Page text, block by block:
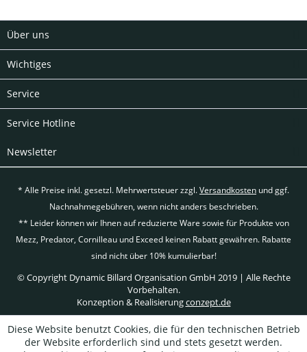
Über uns
Wichtiges
Service
Service Hotline
Newsletter
* Alle Preise inkl. gesetzl. Mehrwertsteuer zzgl.Versandkosten und ggf.
Nachnahmegebühren, wenn nicht anders beschrieben.
** Leider können wir Ihnen auf reduzierte Ware sowie für Produkte von
Mezz, Predator, Cornilleau und Exceed keinen Rabatt gewähren. Rabatte
sind nicht über 10% kumulierbar!
© Copyright Dynamic Billard Organisation GmbH 2019 | Alle Rechte
Vorbehalten.
Konzeption & Realisierungconzept.de
Diese Website benutzt Cookies, die für den technischen Betrieb
der Website erforderlich sind und stets gesetzt werden.